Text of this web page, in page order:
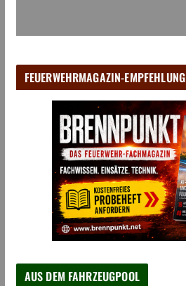
FEUERWEHRMAGAZIN-EMPFEHLUNG
AUS DEM FAHRZEUGPOOL